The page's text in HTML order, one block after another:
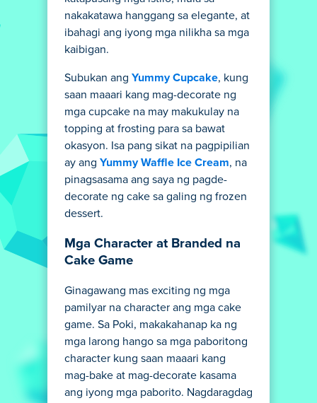
nakakatawa hanggang sa elegante, at
ibahagi ang iyong mga nilikha sa mga
kaibigan.
Subukan ang Yummy Cupcake, kung
saan maaari kang mag-decorate ng
mga cupcake na may makukulay na
topping at frosting para sa bawat
okasyon. Isa pang sikat na pagpipilian
ay ang Yummy Waffle Ice Cream, na
pinagsasama ang saya ng pagde-
decorate ng cake sa galing ng frozen
dessert.
Mga Character at Branded na
Cake Game
Ginagawang mas exciting ng mga
pamilyar na character ang mga cake
game. Sa Poki, makakahanap ka ng
mga larong hango sa mga paboritong
character kung saan maaari kang
mag-bake at mag-decorate kasama
ang iyong mga paborito. Nagdaragdag